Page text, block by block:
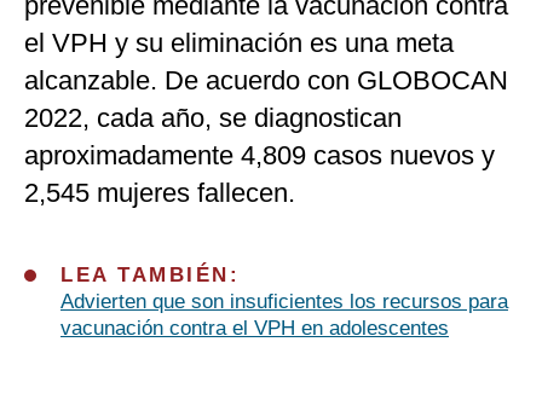
el VPH y su eliminación es una meta
alcanzable. De acuerdo con GLOBOCAN
2022, cada año, se diagnostican
aproximadamente 4,809 casos nuevos y
2,545 mujeres fallecen.
LEA TAMBIÉN:
Advierten que son insuficientes los recursos para
vacunación contra el VPH en adolescentes